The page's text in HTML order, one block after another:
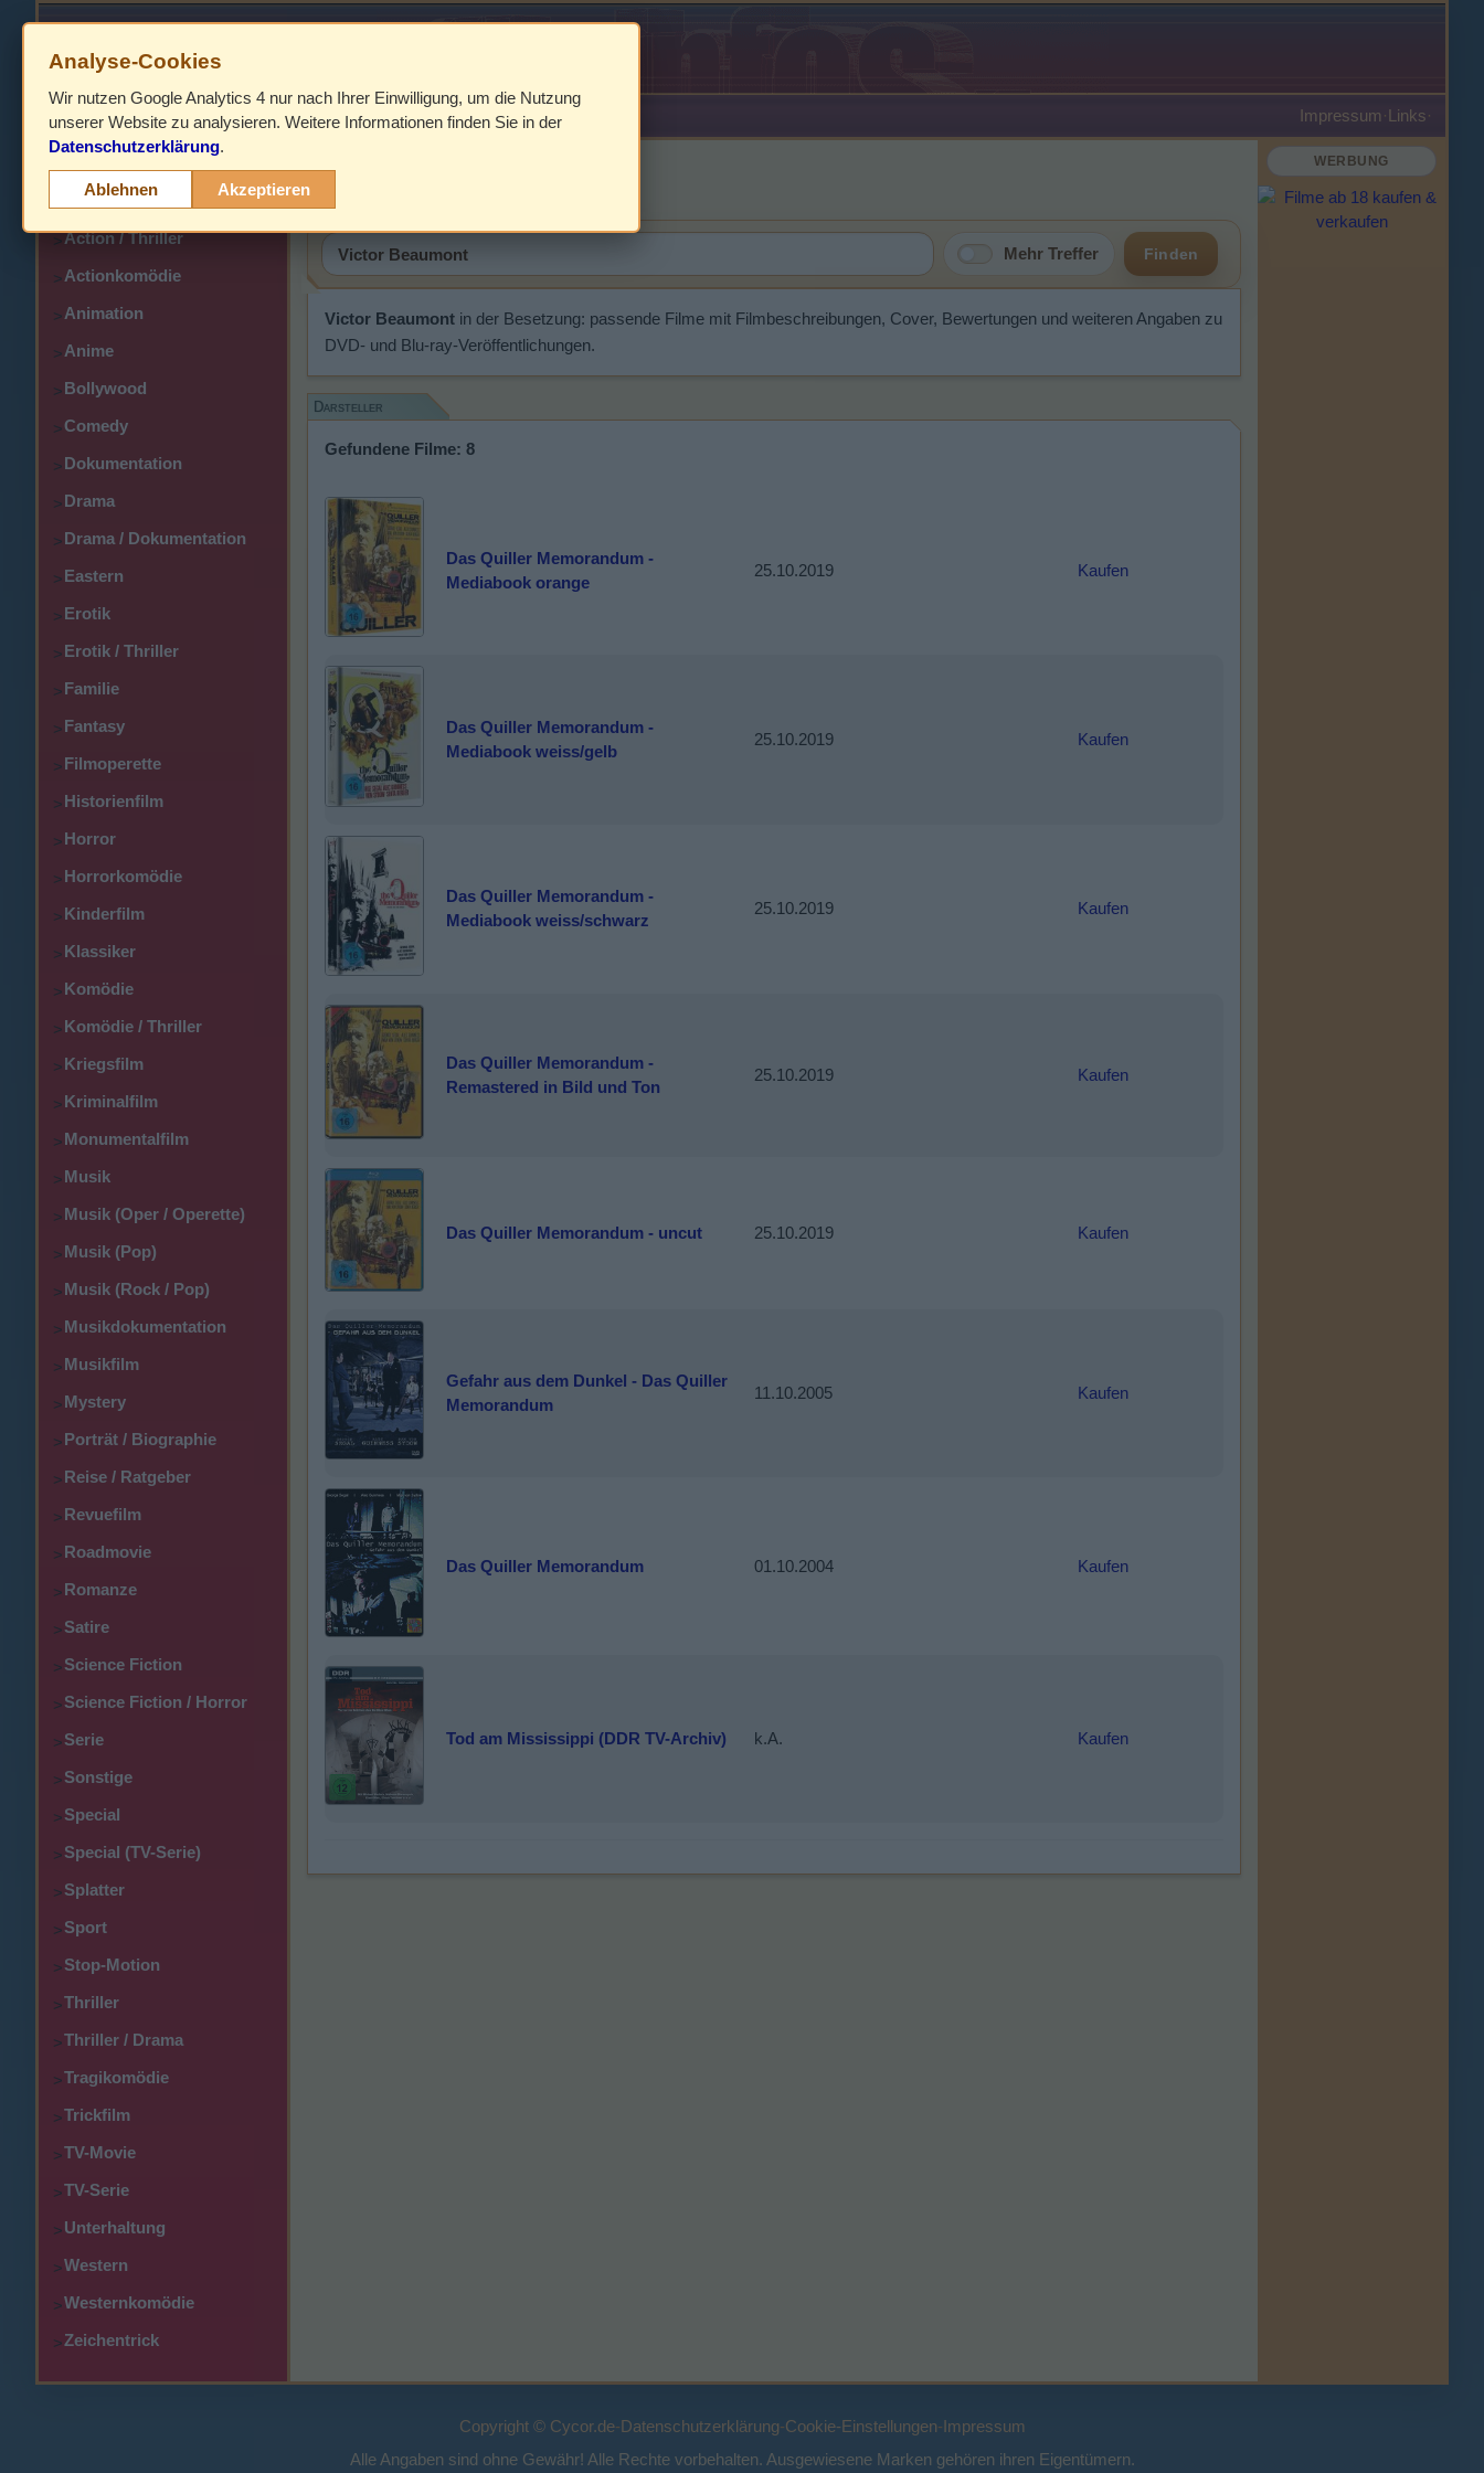
HOME Impressum ·Links·
>
> Action
>Action / Thriller
>Actionkomödie
>Animation
>Anime
>Bollywood
>Comedy
>Dokumentation
>Drama
>Drama / Dokumentation
>Eastern
>Erotik
>Erotik / Thriller
>Familie
>Fantasy
>Filmoperette
>Historienfilm
>Horror
>Horrorkomödie
>Kinderfilm
>Klassiker
>Komödie
>Komödie / Thriller
>Kriegsfilm
>Kriminalfilm
>Monumentalfilm
>Musik
>Musik (Oper / Operette)
>Musik (Pop)
>Musik (Rock / Pop)
>Musikdokumentation
>Musikfilm
>Mystery
>Porträt / Biographie
>Reise / Ratgeber
>Revuefilm
>Roadmovie
>Romanze
>Satire
>Science Fiction
>Science Fiction / Horror
>Serie
>Sonstige
>Special
>Special (TV-Serie)
>Splatter
>Sport
>Stop-Motion
>Thriller
>Thriller / Drama
>Tragikomödie
>Trickfilm
>TV-Movie
>TV-Serie
>Unterhaltung
>Western
>Westernkomödie
>Zeichentrick
Victor Beaumont
Mehr Treffer Finden
Victor Beaumont in der Besetzung: passende Filme mit Filmbeschreibungen, Cover, Bewertungen und weiteren Angaben zu
DVD- und Blu-ray-Veröffentlichungen.
Darsteller
Gefundene Filme: 8
Das Quiller Memorandum -
Mediabook orange
25.10.2019 Kaufen
Das Quiller Memorandum -
Mediabook weiss/gelb
25.10.2019 Kaufen
Das Quiller Memorandum -
Mediabook weiss/schwarz
25.10.2019 Kaufen
Das Quiller Memorandum -
Remastered in Bild und Ton
25.10.2019 Kaufen
Das Quiller Memorandum - uncut 25.10.2019 Kaufen
Gefahr aus dem Dunkel - Das Quiller
Memorandum
11.10.2005 Kaufen
Das Quiller Memorandum 01.10.2004 Kaufen
Tod am Mississippi (DDR TV-Archiv) k.A. Kaufen
WERBUNG
Copyright © Cycor.de-Datenschutzerklärung-Cookie-Einstellungen-Impressum
Alle Angaben sind ohne Gewähr! Alle Rechte vorbehalten. Ausgewiesene Marken gehören ihren Eigentümern.
Analyse-Cookies
Wir nutzen Google Analytics 4 nur nach Ihrer Einwilligung, um die Nutzung
unserer Website zu analysieren. Weitere Informationen finden Sie in der
Datenschutzerklärung.
Ablehnen Akzeptieren